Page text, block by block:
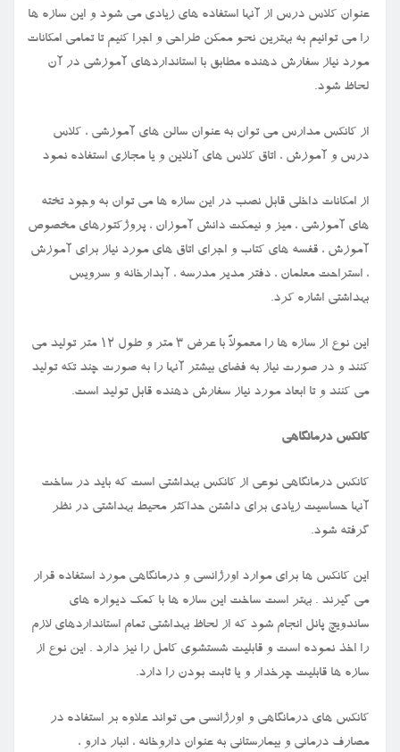
عنوان کلاس درس از آنها استفاده های زیادی می شود و این سازه ها
را می توانیم به بهترین نحو ممکن طراحی و اجرا کنیم تا تمامی امکانات
مورد نیاز سفارش دهنده مطابق با استانداردهای آموزشی در آن
لحاظ شود.
از کانکس مدارس می توان به عنوان سالن های آموزشی ، کلاس
درس و آموزش ، اتاق کلاس های آنلاین و یا مجازی استفاده نمود
از امکانات داخلی قابل نصب در این سازه ها می توان به وجود تخته
های آموزشی ، میز و نیمکت دانش آموزان ، پروژکتورهای مخصوص
آموزش ، قفسه های کتاب و اجرای اتاق های مورد نیاز برای آموزش
، استراحت معلمان ، دفتر مدیر مدرسه ، آبدارخانه و سرویس
بهداشتی اشاره کرد.
این نوع از سازه ها را معمولاً با عرض ۳ متر و طول ۱۲ متر تولید می
کنند و در صورت نیاز به فضای بیشتر آنها را به صورت چند تکه تولید
می کنند و تا ابعاد مورد نیاز سفارش دهنده قابل تولید است.
کانکس درمانگاهی
کانکس درمانگاهی نوعی از کانکس بهداشتی است که باید در ساخت
آنها حساسیت زیادی برای داشتن حداکثر محیط بهداشتی در نظر
گرفته شود.
این کانکس ها برای موارد اورژانسی و درمانگاهی مورد استفاده قرار
می گیرند . بهتر است ساخت این سازه ها با کمک دیواره های
ساندویچ پانل انجام شود که از لحاظ بهداشتی تمام استانداردهای لازم
را اخذ نموده است و قابلیت شستشوی کامل را نیز دارد . این نوع از
سازه ها قابلیت چرخدار و یا ثابت بودن را دارد.
کانکس های درمانگاهی و اورژانسی می تواند علاوه بر استفاده در
مصارف درمانی و بیمارستانی به عنوان داروخانه ، انبار دارو ،